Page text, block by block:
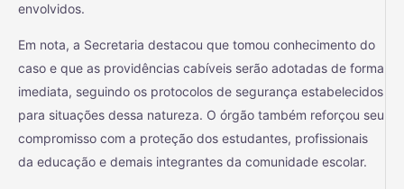
envolvidos.
Em nota, a Secretaria destacou que tomou conhecimento do
caso e que as providências cabíveis serão adotadas de forma
imediata, seguindo os protocolos de segurança estabelecidos
para situações dessa natureza. O órgão também reforçou seu
compromisso com a proteção dos estudantes, profissionais
da educação e demais integrantes da comunidade escolar.